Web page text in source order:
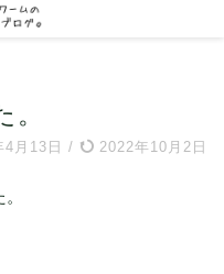
4月13日 / 2022年10月2日